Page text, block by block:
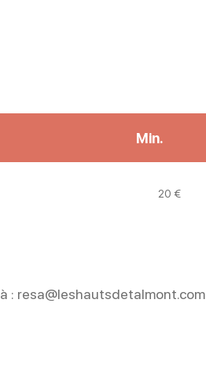
Min.
20 €
: resa@leshautsdetalmont.com